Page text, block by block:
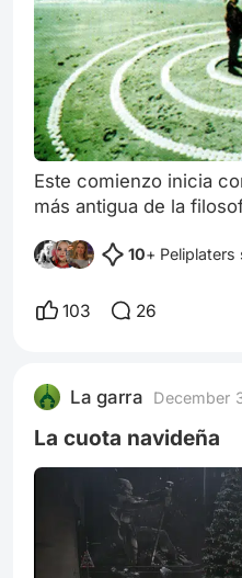
Este comienzo inicia
más antigua de la
California, el límite del
una búsqueda
de la nada. Tampoco la
10+ Peliplaters
103 26
La garra December
La cuota navideña